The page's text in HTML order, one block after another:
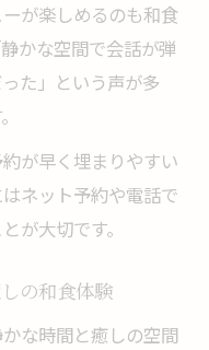
和食空間とは
選び方の極意
食会食を左右する
る和食の美味しさ
和食の深い魅力
を堪能する方法
楽しむ和食体験
が楽しめるのも和食
かな空間で会話が弾
た」という声が多
が早く埋まりやすい
ネット予約や電話で
が大切です。
の和食体験
な時間と癒しの空間